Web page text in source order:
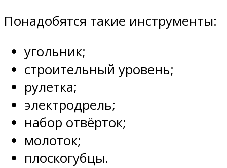
Понадобятся такие инструменты:
угольник;
строительный уровень;
рулетка;
электродрель;
набор отвёрток;
молоток;
плоскогубцы.